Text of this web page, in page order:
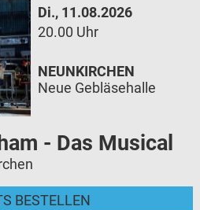
Di., 11.08.2026
20.00 Uhr
- Das Musical
BESTELLEN
NEUNKIRCHEN
Neue Gebläsehalle